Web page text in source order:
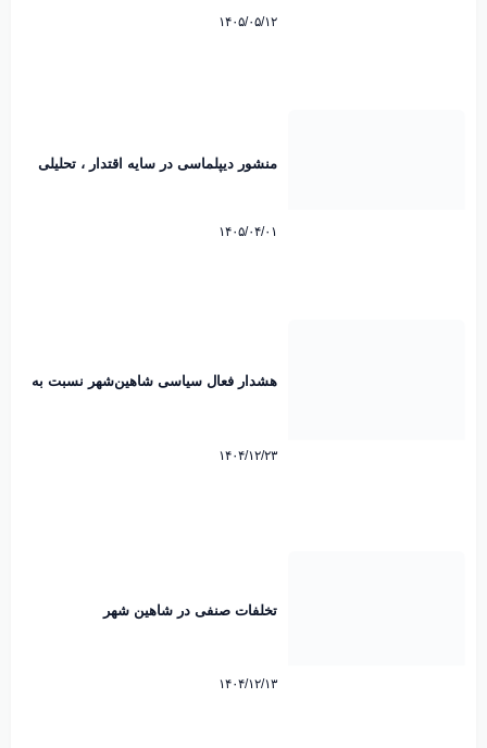
۱۴۰۵/۰۵/۱۲
منشور دیپلماسی در سایه اقتدار ، تحلیلی
میرقائد کارشناس مسائل سیاسی
۱۴۰۵/۰۴/۰۱
هشدار فعال سیاسی شاهین‌شهر نسبت به
۱۴۰۴/۱۲/۲۳
تخلفات صنفی در شاهین شهر
۱۴۰۴/۱۲/۱۳